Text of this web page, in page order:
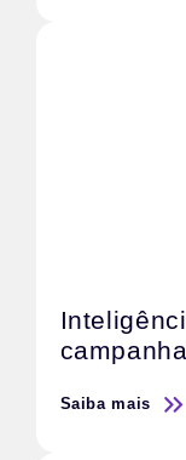
Saiba mais